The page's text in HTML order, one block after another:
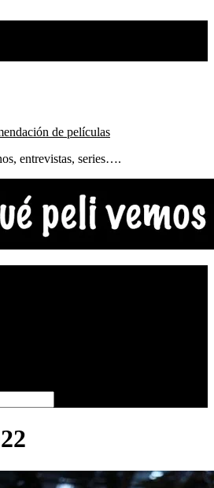
de películas
entrevistas, series….